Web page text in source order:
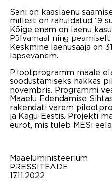
Seni on kaaslaenu
millest on rahuldatud 19
Kõige enam on laenu
Põlvamaal ning
Keskmine laenusaaja on
lapsevanem.
Pilootprogramm maale
soodustamiseks hakkas
novembris. Programmi
Maaelu Edendamise
rakendati varem
ja Kagu-Eestis. Projekti
eurot, mis tuleb MESi
Maaeluministeerium
PRESSITEADE
17.11.2022